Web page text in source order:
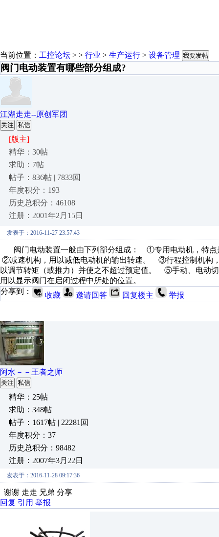
当前位置： 工控论坛 > > 行业 > 生产运行 > 设备管理 我要发帖
阀门电动装置有哪些部分组成?
江湖走走--原创军团
关注 私信
[版主]
精华：30帖
求助：7帖
帖子：836帖 | 7833回
年度积分：193
历史总积分：46108
注册：2001年2月15日
发表于：2016-11-27 23:57:43
阀门电动装置一般由下列部分组成： ①专用电动机，特点
②减速机构，用以减低电动机的输出转速。 ③行程控制机构
以调节转矩（或推力）并使之不超过预定值。 ⑤手动、电动
用以显示阀门在启闭过程中所处的位置。
分享到：
收藏 邀请回答 回复楼主 举报
阿水－－王者之师
关注 私信
精华：25帖
求助：348帖
帖子：1617帖 | 22281回
年度积分：37
历史总积分：98482
注册：2007年3月22日
发表于：2016-11-28 09:17:36
谢谢 走走 兄弟 分享
回复 引用 举报